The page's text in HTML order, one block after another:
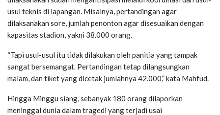
usul teknis di lapangan. Misalnya, pertandingan agar
dilaksanakan sore, jumlah penonton agar disesuaikan dengan
kapasitas stadion, yakni 38.000 orang.
“Tapi usul-usul itu tidak dilakukan oleh panitia yang tampak
sangat bersemangat. Pertandingan tetap dilangsungkan
malam, dan tiket yang dicetak jumlahnya 42.000,” kata Mahfud.
Hingga Minggu siang, sebanyak 180 orang dilaporkan
meninggal dunia dalam tragedi yang terjadi usai